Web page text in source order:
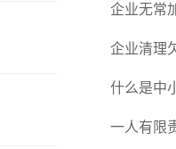
旅游业的
企业无常
制加班公
企业清理
业短期借
什么是中
融资券？
一人有限